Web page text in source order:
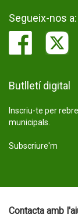
Segueix-nos a:
Butlletí digital
Inscriu-te per
municipals.
Subscriure'm
Contacta amb